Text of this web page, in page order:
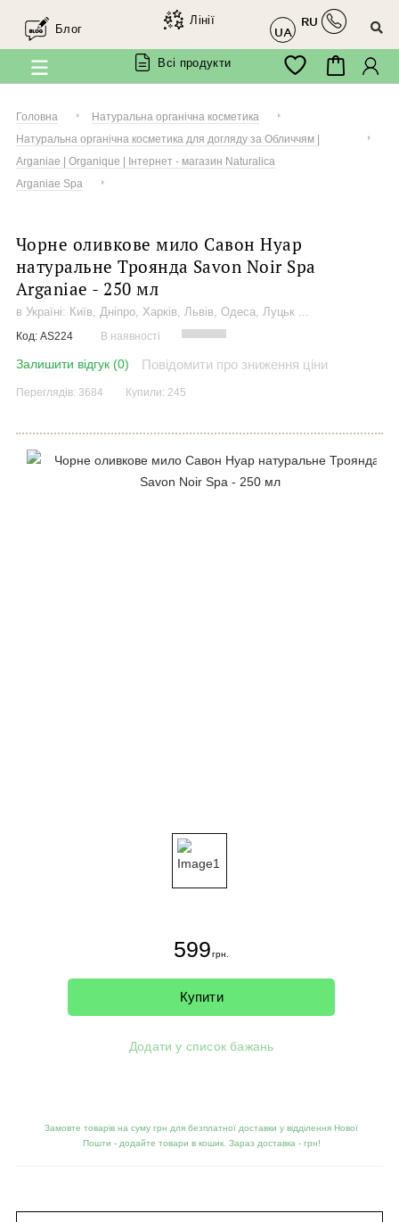
Всі продукти
Лінії
Блог
RU
UA
Головна
Натуральна органічна косметика
Натуральна органічна косметика для догляду за Обличчям |
Arganiae | Organique | Інтернет - магазин Naturalica
Arganiae Spa
Чорне оливкове мило Савон Нуар
натуральне Троянда Savon Noir Spa
Arganiae - 250 мл
в Україні: Київ, Дніпро, Харків, Львів, Одеса, Луцьк ...
Код: AS224 В наявності
Залишити відгук (0) Повідомити про зниження ціни
Переглядів: 3684 Купили: 245
599грн.
Купити
Додати у список бажань
Замовте товарів на суму грн для безплатної доставки у відділення Нової
Пошти - додайте товари в кошик. Зараз доставка - грн!
Ми в соцмережах ×
Завітайте до нас у
@arganiae.naturalica
@woom.naturalica
@naturalica.professional